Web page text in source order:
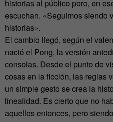
historias al público pero, en
escuchan. «Seguimos siendo
historias».
El cambio llegó, según el
nació el Pong, la versión
consolas. Desde el punto de
cosas en la ficción, las reglas
un simple gesto se crea la
linealidad. Es cierto que no
aquellos entonces, pero